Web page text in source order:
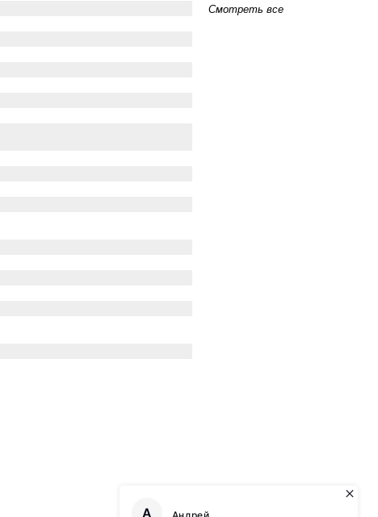
Смотреть все